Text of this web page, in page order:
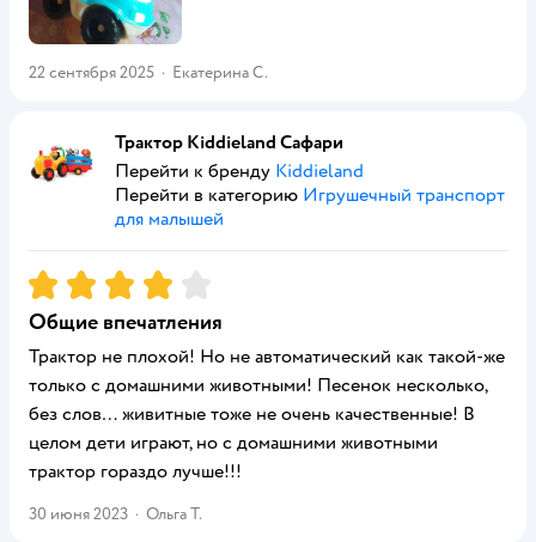
22 сентября 2025 · Екатерина С.
Трактор Kiddieland Сафари
Перейти к бренду Kiddieland
Перейти в категорию Игрушечный транспорт
для малышей
Рейтинг:4
Общие впечатления
Трактор не плохой! Но не автоматический как такой-же
только с домашними животными! Песенок несколько,
без слов… живитные тоже не очень качественные! В
целом дети играют, но с домашними животными
трактор гораздо лучше!!!
30 июня 2023 · Ольга Т.